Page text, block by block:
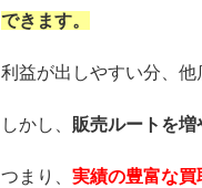
できます。
利益が出しやすい分、他
しかし、 販売ルートを
つまり、 実績の豊富な買